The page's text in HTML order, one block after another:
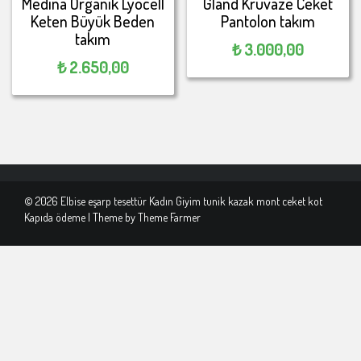
Keten Büyük Beden
takım
₺2.650,00
Pantolon takım
₺3.000,00
© 2026 Elbise eşarp tesettür Kadın Giyim tunik kazak mont ceket kot
Kapıda ödeme | Theme byTheme Farmer